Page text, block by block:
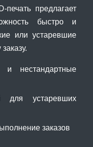
печать предлагает
быстро и
или устаревшие
и нестандартные
для устаревших
заказов